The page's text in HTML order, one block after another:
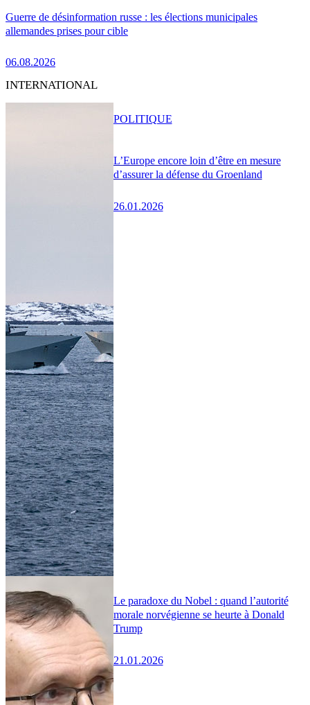
Guerre de désinformation russe : les élections municipales
allemandes prises pour cible
06.08.2026
INTERNATIONAL
L’Europe encore loin d’être en mesure
d’assurer la défense du Groenland
26.01.2026
POLITIQUE
Le paradoxe du Nobel : quand l’autorité
morale norvégienne se heurte à Donald
Trump
21.01.2026